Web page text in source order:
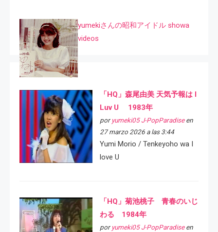
yumekiさんの昭和アイドル showa
videos
「HQ」森尾由美 天気予報は I
Luv U 1983年
por yumeki05 J-PopParadiseen
27 marzo 2026 a las 3:44
Yumi Morio / Tenkeyoho wa I
love U
「HQ」菊池桃子 青春のいじ
わる 1984年
por yumeki05 J-PopParadiseen